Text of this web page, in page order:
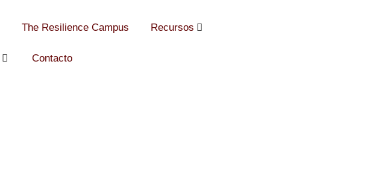
The Resilience Campus Recursos
Contacto